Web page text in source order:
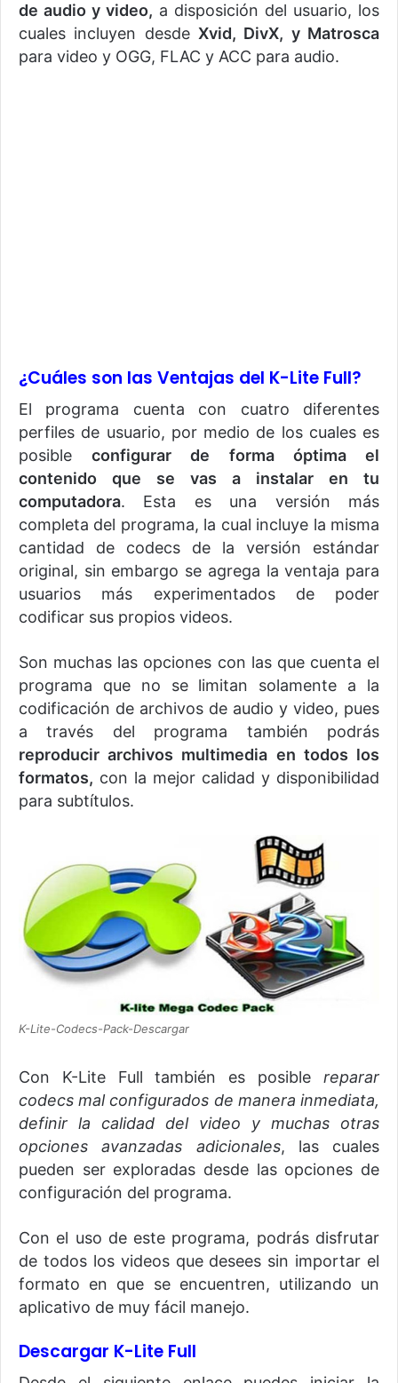
de audio y video, a disposición del usuario, los
cuales incluyen desde Xvid, DivX, y Matrosca
para video y OGG, FLAC y ACC para audio.
¿Cuáles son las Ventajas del K-Lite Full?
El programa cuenta con cuatro diferentes
perfiles de usuario, por medio de los cuales es
posibleconfigurar de forma óptima el
contenido que se vas a instalar en tu
computadora. Esta es una versión más
completa del programa, la cual incluye la misma
cantidad de codecs de la versión estándar
original, sin embargo se agrega la ventaja para
usuarios más experimentados de poder
codificar sus propios videos.
Son muchas las opciones con las que cuenta el
programa que no se limitan solamente a la
codificación de archivos de audio y video, pues
a través del programa también podrás
reproducir archivos multimedia en todos los
formatos, con la mejor calidad y disponibilidad
para subtítulos.
K-Lite-Codecs-Pack-Descargar
Con K-Lite Full también es posible reparar
codecs mal configurados de manera inmediata,
definir la calidad del video y muchas otras
opciones avanzadas adicionales, las cuales
pueden ser exploradas desde las opciones de
configuración del programa.
Con el uso de este programa, podrás disfrutar
de todos los videos que desees sin importar el
formato en que se encuentren, utilizando un
aplicativo de muy fácil manejo.
Descargar K-Lite Full